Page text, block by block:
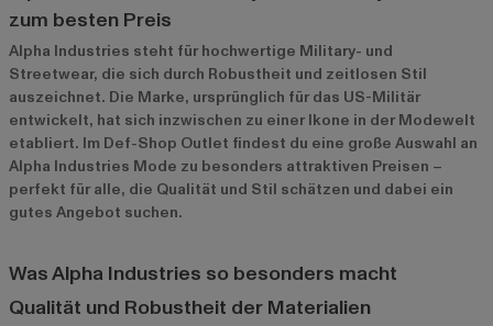
zum besten Preis
Alpha Industries steht für hochwertige Military- und
Streetwear, die sich durch Robustheit und zeitlosen Stil
auszeichnet. Die Marke, ursprünglich für das US-Militär
entwickelt, hat sich inzwischen zu einer Ikone in der Modewelt
etabliert. Im Def-Shop Outlet findest du eine große Auswahl an
Alpha Industries Mode zu besonders attraktiven Preisen –
perfekt für alle, die Qualität und Stil schätzen und dabei ein
gutes Angebot suchen.
Was Alpha Industries so besonders macht
Qualität und Robustheit der Materialien